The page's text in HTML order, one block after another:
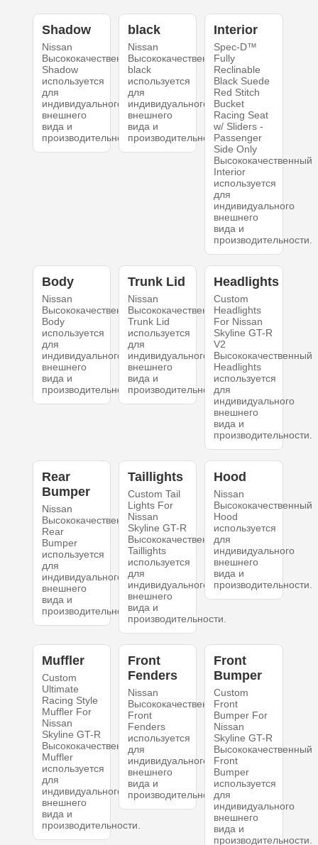
Shadow
Nissan
Высококачественный
Shadow
используется
для
индивидуального
внешнего
вида и
производительности.
black
Nissan
Высококачественный
black
используется
для
индивидуального
внешнего
вида и
производительности.
Interior
Spec-D™
Fully
Reclinable
Black Suede
Red Stitch
Bucket
Racing Seat
w/ Sliders -
Passenger
Side Only
Высококачественный
Interior
используется
для
индивидуального
внешнего
вида и
производительности.
Body
Nissan
Высококачественный
Body
используется
для
индивидуального
внешнего
вида и
производительности.
Trunk Lid
Nissan
Высококачественный
Trunk Lid
используется
для
индивидуального
внешнего
вида и
производительности.
Headlights
Custom
Headlights
For Nissan
Skyline GT-R
V2
Высококачественный
Headlights
используется
для
индивидуального
внешнего
вида и
производительности.
Rear
Bumper
Nissan
Высококачественный
Rear
Bumper
используется
для
индивидуального
внешнего
вида и
производительности.
Taillights
Custom Tail
Lights For
Nissan
Skyline GT-R
Высококачественный
Taillights
используется
для
индивидуального
внешнего
вида и
производительности.
Hood
Nissan
Высококачественный
Hood
используется
для
индивидуального
внешнего
вида и
производительности.
Muffler
Custom
Ultimate
Racing Style
Muffler For
Nissan
Skyline GT-R
Высококачественный
Muffler
используется
для
индивидуального
внешнего
вида и
производительности.
Front
Fenders
Nissan
Высококачественный
Front
Fenders
используется
для
индивидуального
внешнего
вида и
производительности.
Front
Bumper
Custom
Front
Bumper For
Nissan
Skyline GT-R
Высококачественный
Front
Bumper
используется
для
индивидуального
внешнего
вида и
производительности.